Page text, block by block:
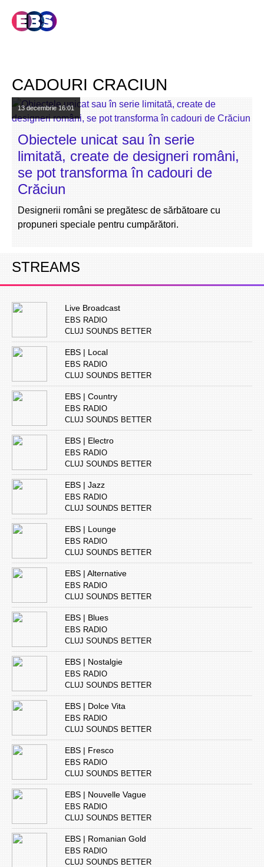
CADOURI CRACIUN
13 decembrie16:01
Obiectele unicat sau în serie
limitată, create de designeri români,
se pot transforma în cadouri de
Crăciun
Designerii români se pregătesc de sărbătoare cu
propuneri speciale pentru cumpărători.
STREAMS
Live Broadcast
EBS RADIO
CLUJ SOUNDS BETTER
EBS | Local
EBS RADIO
CLUJ SOUNDS BETTER
EBS | Country
EBS RADIO
CLUJ SOUNDS BETTER
EBS | Electro
EBS RADIO
CLUJ SOUNDS BETTER
EBS | Jazz
EBS RADIO
CLUJ SOUNDS BETTER
EBS | Lounge
EBS RADIO
CLUJ SOUNDS BETTER
EBS | Alternative
EBS RADIO
CLUJ SOUNDS BETTER
EBS | Blues
EBS RADIO
CLUJ SOUNDS BETTER
EBS | Nostalgie
EBS RADIO
CLUJ SOUNDS BETTER
EBS | Dolce Vita
EBS RADIO
CLUJ SOUNDS BETTER
EBS | Fresco
EBS RADIO
CLUJ SOUNDS BETTER
EBS | Nouvelle Vague
EBS RADIO
CLUJ SOUNDS BETTER
EBS | Romanian Gold
EBS RADIO
CLUJ SOUNDS BETTER